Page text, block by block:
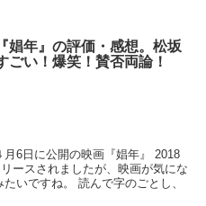
娼年』の評価・感想。松坂
ごい！爆笑！賛否両論！
6日に公開の映画『娼年』 2018
ースされましたが、映画が気にな
いですね。 読んで字のごとし、